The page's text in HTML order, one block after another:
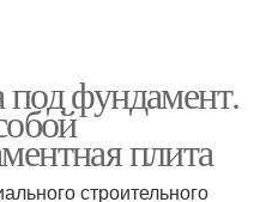
фундамент.
плита
строительного